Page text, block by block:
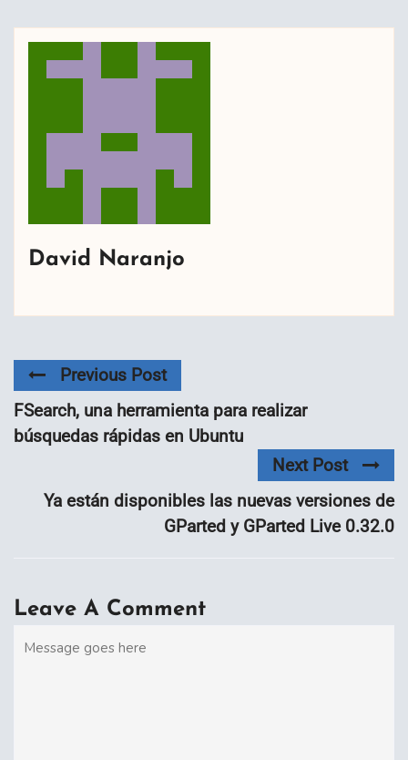
David Naranjo
Previous Post
FSearch, una herramienta para realizar
búsquedas rápidas en Ubuntu
Next Post
Ya están disponibles las nuevas versiones de
GParted y GParted Live 0.32.0
Leave A Comment